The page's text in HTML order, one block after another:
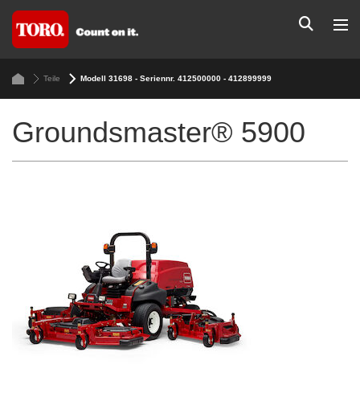
Teile Modell 31698 - Seriennr. 412500000 - 412899999
Groundsmaster® 5900